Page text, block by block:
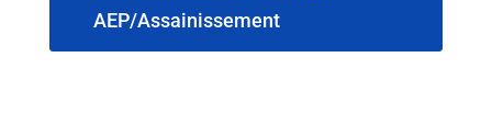
AEP/Assainissement